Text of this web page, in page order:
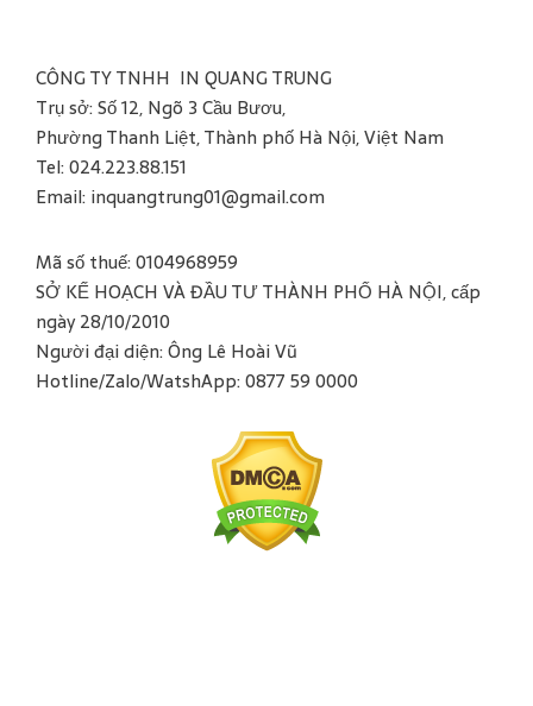
CÔNG TY TNHH IN QUANG TRUNG
Trụ sở: Số 12, Ngõ 3 Cầu Bươu,
Phường Thanh Liệt, Thành phố Hà Nội, Việt Nam
Tel: 024.223.88.151
Email: inquangtrung01@gmail.com
Mã số thuế: 0104968959
SỞ KẾ HOẠCH VÀ ĐẦU TƯ THÀNH PHỐ HÀ NỘI, cấp
ngày 28/10/2010
Người đại diện: Ông Lê Hoài Vũ
Hotline/Zalo/WatshApp: 0877 59 0000